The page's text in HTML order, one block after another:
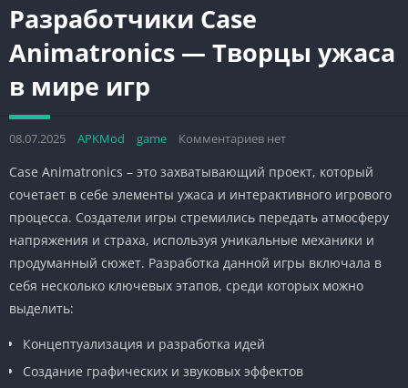
Разработчики Case
Animatronics — Творцы ужаса
в мире игр
08.07.2025 APKMod game Комментариев нет
Case Animatronics – это захватывающий проект, который
сочетает в себе элементы ужаса и интерактивного игрового
процесса. Создатели игры стремились передать атмосферу
напряжения и страха, используя уникальные механики и
продуманный сюжет. Разработка данной игры включала в
себя несколько ключевых этапов, среди которых можно
выделить:
Концептуализация и разработка идей
Создание графических и звуковых эффектов